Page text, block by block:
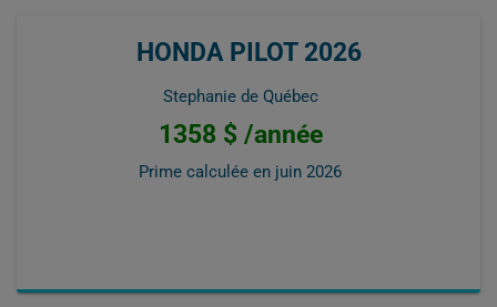
HONDA PILOT 2026
Stephanie de Québec
1358 $ /année
Prime calculée en juin 2026